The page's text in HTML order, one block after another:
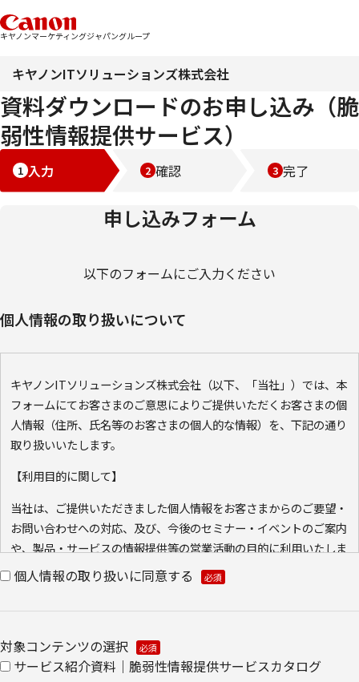
キヤノンマーケティングジャパングループ
キヤノンITソリューションズ株式会社
資料ダウンロードのお申し込み（脆
弱性情報提供サービス）
入力 確認 完了
申し込みフォーム
以下のフォームにご入力ください
個人情報の取り扱いについて
キヤノンITソリューションズ株式会社（以下、「当社」）では、本
フォームにてお客さまのご意思によりご提供いただくお客さまの個
人情報（住所、氏名等のお客さまの個人的な情報）を、下記の通り
取り扱いいたします。
【利用目的に関して】
当社は、ご提供いただきました個人情報をお客さまからのご要望・
お問い合わせへの対応、及び、今後のセミナー・イベントのご案内
や、製品・サービスの情報提供等の営業活動の目的に利用いたしま
す。ご本人の同意なく利用目的以外に利用いたしません。
場合があります。取得可能なアクセス履歴は、メールに設定したリ
ンク先ページ、および当社と当社のグループ会社が運営・開設する
個人情報の取り扱いに同意する
対象コンテンツの選択
サービス紹介資料｜脆弱性情報提供サービスカタログ